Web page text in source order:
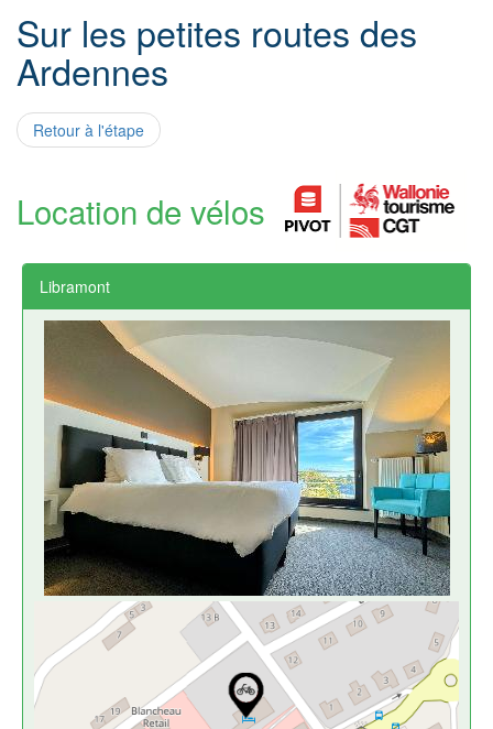
Sur les petites routes des
Ardennes
Retour à l'étape
Location de vélos
Libramont